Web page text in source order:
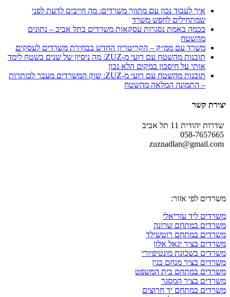
איך לעבוד נכון עם מתווך משרדים: מה חייבים לדעת לפני
שמתחילים לחפש משרד
בכמה באמת נסגרות עסקאות משרדים בתל אביב – נתונים
מהשטח
משרד עם ממ״ק – הקריטריון החדש בבחירת משרדים לעסקים
תובנות מהשטח עם רועי מ-ZUZ: מה ניסיון של שנים בשטח לימד
אותי על חיסכון במקום הלא נכון
תובנות מהשטח עם רועי מ-ZUZ: שוק המשרדים מעבר לכותרות
– התמונה המלאה מהשטח
יצירת קשר
שדרות יהודית 11 תל אביב
משרדים לפי אזור:
משרדים ליד עזריאלי
משרדים במתחם שרונה
משרדים במתחם רוטשילד
משרדים בציר יגאל אלון
משרדים בשכונת מונטיפיורי
משרדים בציר מנחם בגין
משרדים במתחם בית המשפט
משרדים בציר המסגר
משרדים במתחם יד חרוצים